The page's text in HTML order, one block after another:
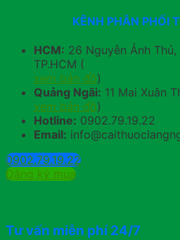
KÊNH PHÂN PHỐI
HCM: 26 Nguyễn Ảnh Thủ,
TP.HCM (
xem bản đồ)
Quảng Ngãi: 11 Mai Xuân
xem bản đồ)
Hotline: 0902.79.19.22
Email:
0902.79.19.22
Đăng ký mua
Tư vấn miễn phí 24/7